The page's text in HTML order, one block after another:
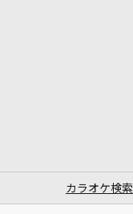
カラオケ検索